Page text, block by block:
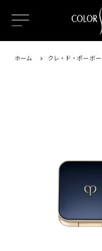
ホーム クレ・ド・ポー ボ